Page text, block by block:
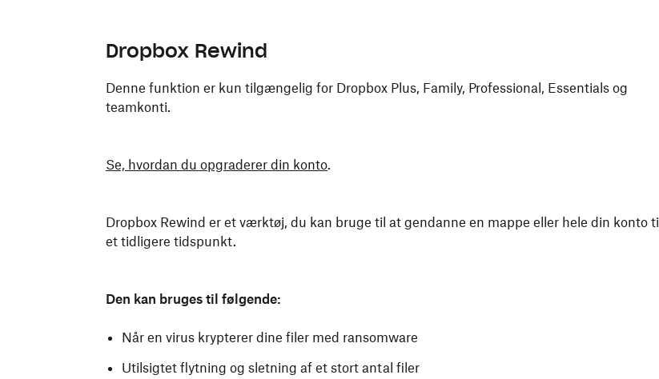
Dropbox Rewind
Denne funktion er kun tilgængelig for Dropbox Plus, Family, Professional, Essentials og
teamkonti.
Se, hvordan du opgraderer din konto.
Dropbox Rewind er et værktøj, du kan bruge til at gendanne en mappe eller hele din konto til
et tidligere tidspunkt.
Den kan bruges til følgende:
Når en virus krypterer dine filer med ransomware
Utilsigtet flytning og sletning af et stort antal filer